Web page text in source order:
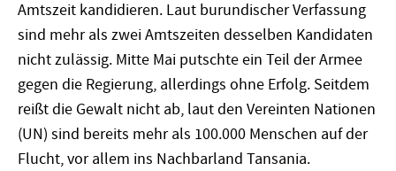
Amtszeit kandidieren. Laut burundischer Verfassung
sind mehr als zwei Amtszeiten desselben Kandidaten
nicht zulässig. Mitte Mai putschte ein Teil der Armee
gegen die Regierung, allerdings ohne Erfolg. Seitdem
reißt die Gewalt nicht ab, laut den Vereinten Nationen
(UN) sind bereits mehr als 100.000 Menschen auf der
Flucht, vor allem ins Nachbarland Tansania.